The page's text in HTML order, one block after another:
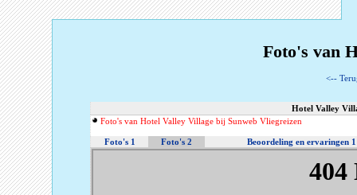
Foto's van
<--
Hotel Valley
Foto's van Hotel Valley Village bij Sunweb Vliegreizen
Foto's 1 Foto's 2 Beoordeling en ervaringen 1